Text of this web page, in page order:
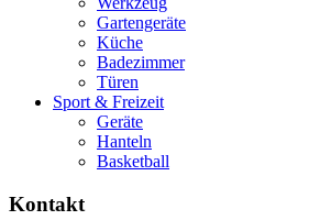
Gartengeräte
Küche
Badezimmer
Türen
Sport & Freizeit
Geräte
Hanteln
Basketball
Kontakt